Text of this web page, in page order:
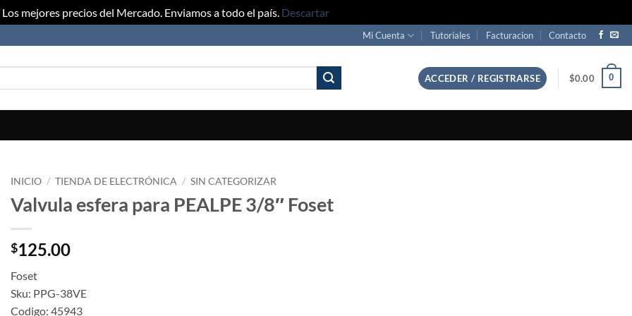
Los mejores precios del Mercado. Enviamos a todo el país. Descartar
Mi Cuenta Tutoriales Facturacion Contacto
ACCEDER / REGISTRARSE $0.00 0
INICIO / TIENDA DE ELECTRÓNICA / SIN CATEGORIZAR
Valvula esfera para PEALPE 3/8″ Foset
$125.00
Foset
Sku: PPG-38VE
Codigo: 45943